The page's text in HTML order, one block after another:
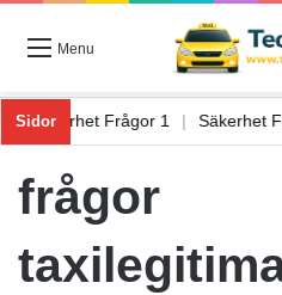
Menu
Sidor
| Säkerhet Frågor 1 Säkerhet
frågor